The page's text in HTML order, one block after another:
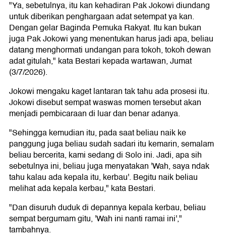
"Ya, sebetulnya, itu kan kehadiran Pak Jokowi diundang
untuk diberikan penghargaan adat setempat ya kan.
Dengan gelar Baginda Pemuka Rakyat. Itu kan bukan
juga Pak Jokowi yang menentukan harus jadi apa, beliau
datang menghormati undangan para tokoh, tokoh dewan
adat gitulah," kata Bestari kepada wartawan, Jumat
(3/7/2026).
Jokowi mengaku kaget lantaran tak tahu ada prosesi itu.
Jokowi disebut sempat waswas momen tersebut akan
menjadi pembicaraan di luar dan benar adanya.
"Sehingga kemudian itu, pada saat beliau naik ke
panggung juga beliau sudah sadari itu kemarin, semalam
beliau bercerita, kami sedang di Solo ini. Jadi, apa sih
sebetulnya ini, beliau juga menyatakan 'Wah, saya ndak
tahu kalau ada kepala itu, kerbau'. Begitu naik beliau
melihat ada kepala kerbau," kata Bestari.
"Dan disuruh duduk di depannya kepala kerbau, beliau
sempat bergumam gitu, 'Wah ini nanti ramai ini',"
tambahnya.